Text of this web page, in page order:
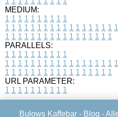
MEDIUM:
1 1 1 1 1 1 1 1 1 1
1 1 1 1 1 1 1 1 1 1 1 1 1 1 1 1 1 1
1 1 1 1 1 1 1 1 1 1 1 1 1 1 1 1 1
PARALLELS:
1 1 1 1 1 1 1 1 1 1
1 1 1 1 1 1 1 1 1 1 1 1 1 1 1 1 1 1
1 1 1 1 1 1 1 1 1 1 1 1 1 1 1 1 1
URL PARAMETER:
1 1 1 1 1 1 1 1 1 1
Bulows Kaffebar - Blog -